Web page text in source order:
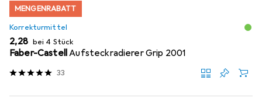
MENGENRABATT
Korrekturmittel
EUR
2,28 bei 4 Stück
Faber-CastellAufsteckradierer Grip 2001
33